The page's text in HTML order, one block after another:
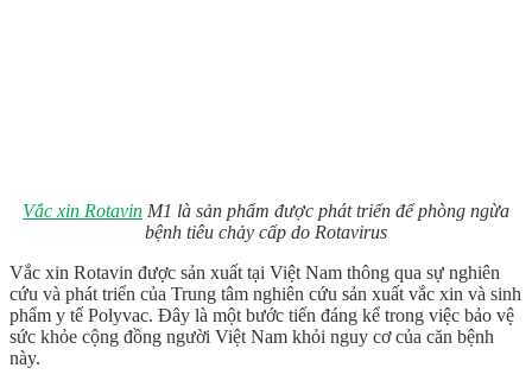
Vắc xin Rotavin M1 là sản phẩm được phát triển để phòng ngừa
bệnh tiêu chảy cấp do Rotavirus
Vắc xin Rotavin được sản xuất tại Việt Nam thông qua sự nghiên
cứu và phát triển của Trung tâm nghiên cứu sản xuất vắc xin và sinh
phẩm y tế Polyvac. Đây là một bước tiến đáng kể trong việc bảo vệ
sức khỏe cộng đồng người Việt Nam khỏi nguy cơ của căn bệnh
này.